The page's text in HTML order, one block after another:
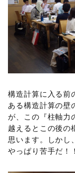
構造計算に入る前
ある構造計算の壁
が、この『柱軸力
越えるとこの後の
思います。しかし
やっぱり苦手だ！